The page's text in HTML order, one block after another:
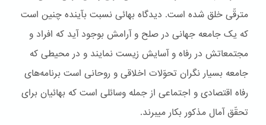
مترقّی خلق شده است. ديدگاه بهائی نسبت بآينده چنين است
که يک جامعه جهانی در صلح و آرامش بوجود آيد که افراد و
مجتمعاتش در رفاه و آسايش زيست نمايند و در محيطی که
جامعه بسيار نگران تحوّلات اخلاقی و روحانی است برنامه‌های
رفاه اقتصادی و اجتماعی از جمله وسائلی است که بهائيان برای
تحقّق آمال مذکور بکار ميبرند.